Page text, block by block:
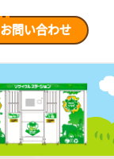
お問い合わせ